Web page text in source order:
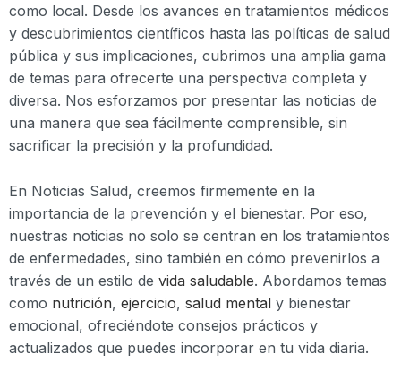
como local. Desde los avances en tratamientos médicos
y descubrimientos científicos hasta las políticas de salud
pública y sus implicaciones, cubrimos una amplia gama
de temas para ofrecerte una perspectiva completa y
diversa. Nos esforzamos por presentar las noticias de
una manera que sea fácilmente comprensible, sin
sacrificar la precisión y la profundidad.
En Noticias Salud, creemos firmemente en la
importancia de la prevención y el bienestar. Por eso,
nuestras noticias no solo se centran en los tratamientos
de enfermedades, sino también en cómo prevenirlos a
través de un estilo de vida saludable. Abordamos temas
como nutrición, ejercicio, salud mental y bienestar
emocional, ofreciéndote consejos prácticos y
actualizados que puedes incorporar en tu vida diaria.